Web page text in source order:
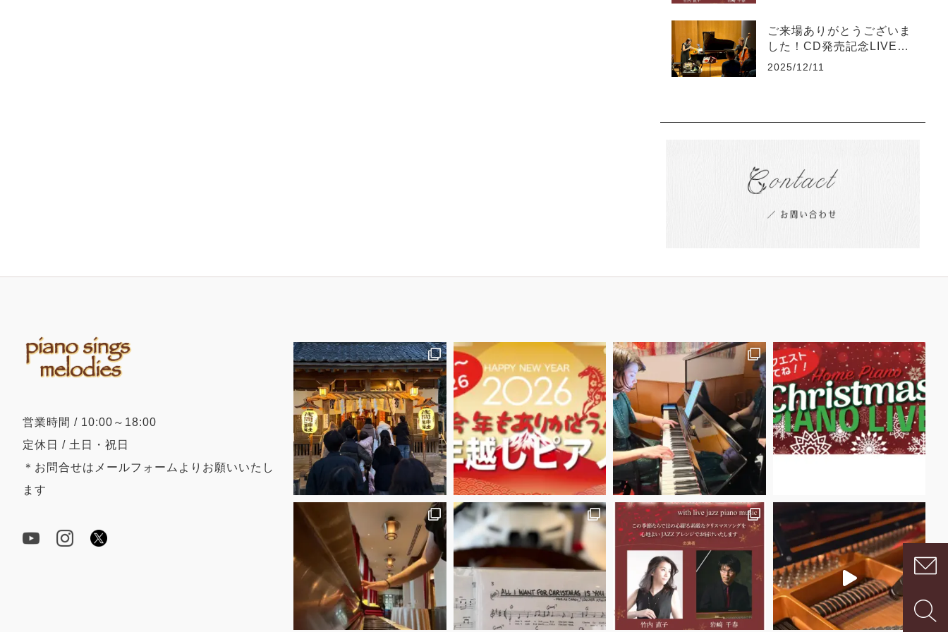
ご来場ありがとうございま
した！CD発売記念LIVE20
25
2025/12/11
営業時間 / 10:00～18:00
定休日 / 土日・祝日
＊お問合せはメールフォームよりお願いいたし
ます